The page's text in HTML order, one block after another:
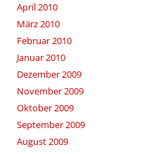
April 2010
März 2010
Februar 2010
Januar 2010
Dezember 2009
November 2009
Oktober 2009
September 2009
August 2009